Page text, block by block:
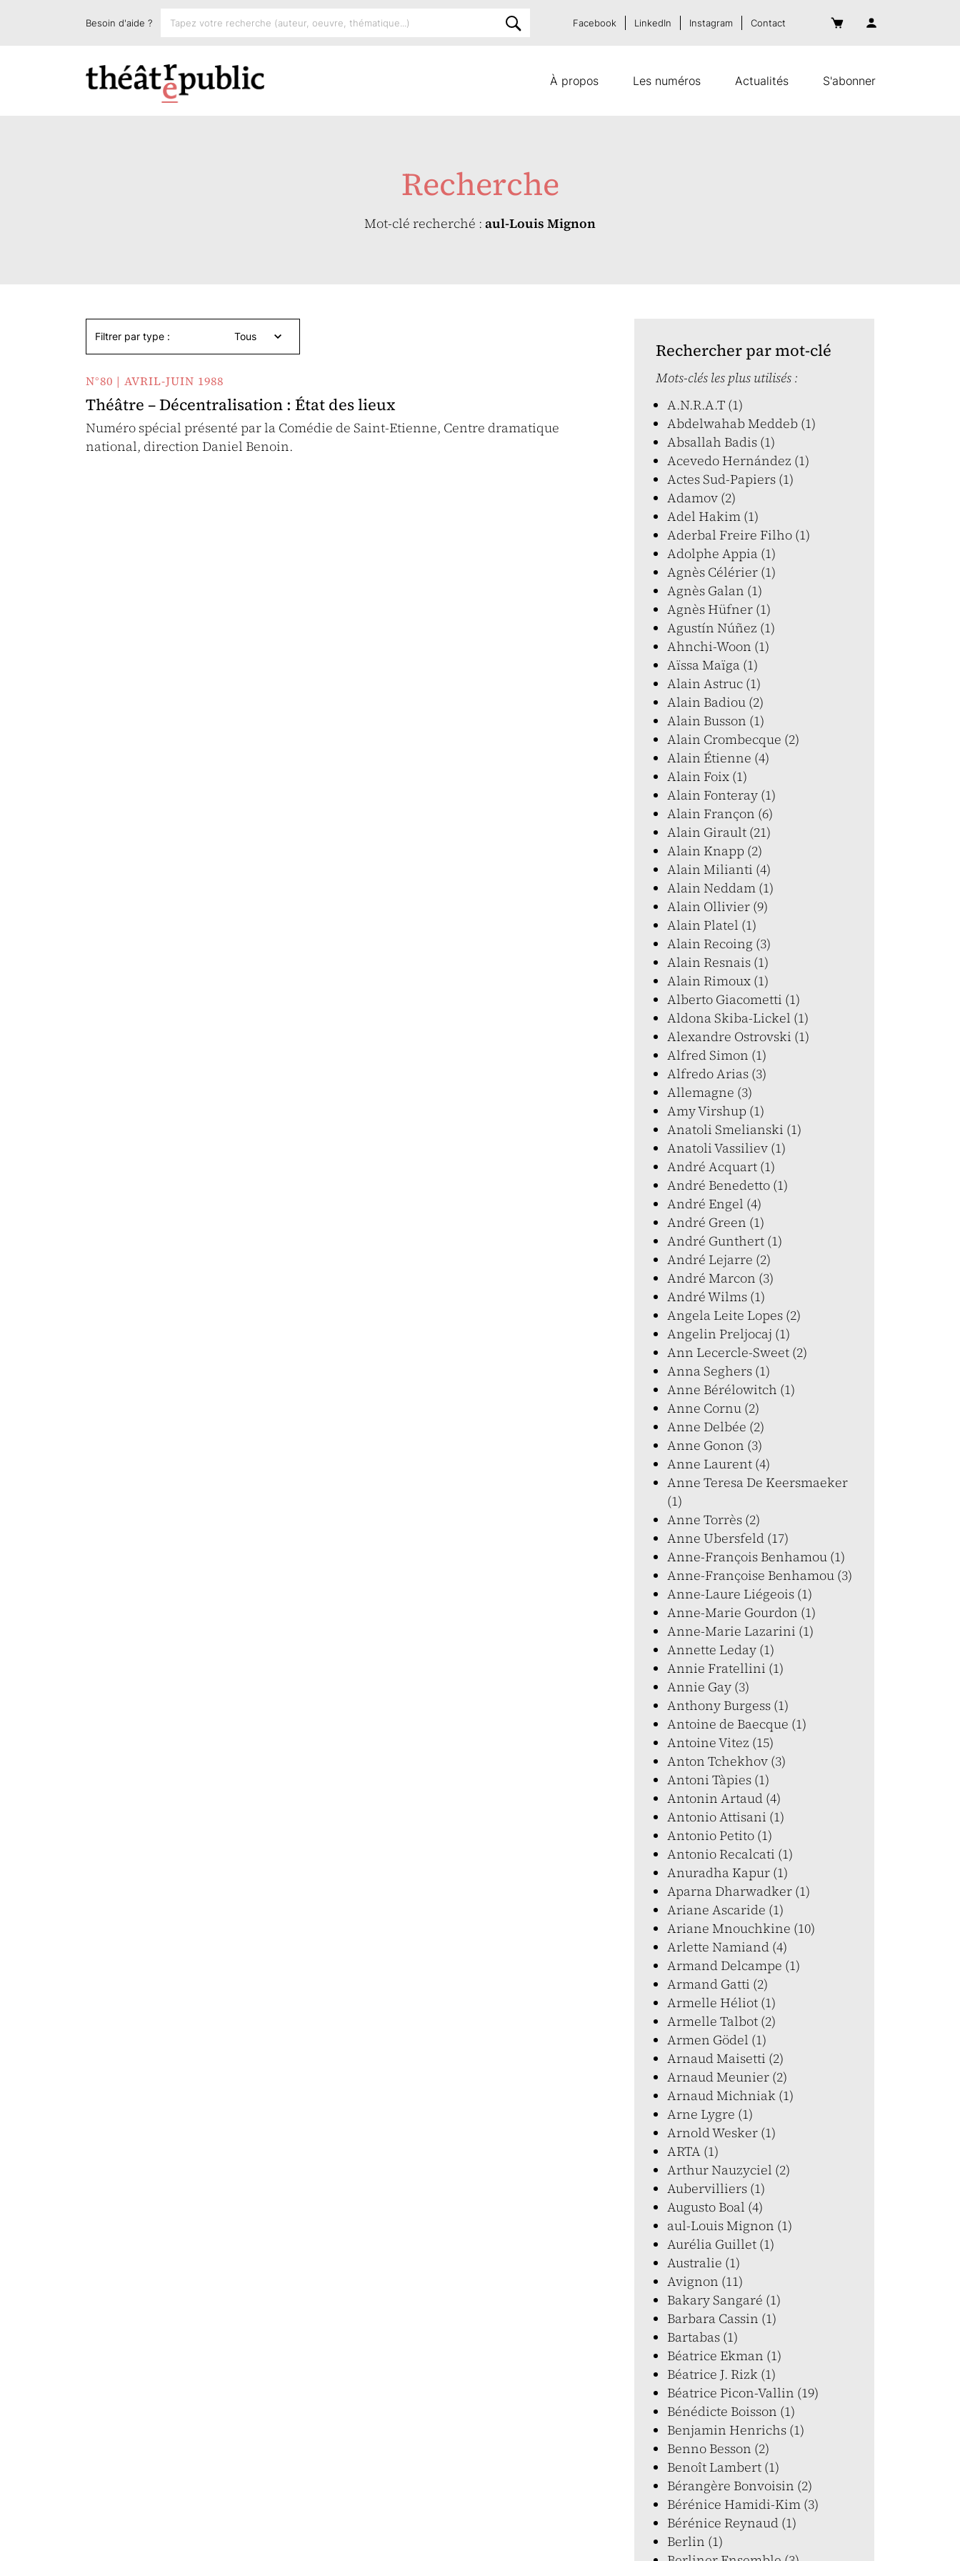
À propos Les numéros Actualités S'abonner
Besoin d'aide ? Facebook LinkedIn Instagram Contact
Recherche
Mot-clé recherché : aul-Louis Mignon
Filtrer par type : Tous
N°80 | AVRIL-JUIN 1988
Théâtre – Décentralisation : État des lieux
Numéro spécial présenté par la Comédie de Saint-Etienne, Centre dramatique
national, direction Daniel Benoin.
Rechercher par mot-clé
Mots-clés les plus utilisés :
A.N.R.A.T (1)
Abdelwahab Meddeb (1)
Absallah Badis (1)
Acevedo Hernández (1)
Actes Sud-Papiers (1)
Adamov (2)
Adel Hakim (1)
Aderbal Freire Filho (1)
Adolphe Appia (1)
Agnès Célérier (1)
Agnès Galan (1)
Agnès Hüfner (1)
Agustín Núñez (1)
Ahnchi-Woon (1)
Aïssa Maïga (1)
Alain Astruc (1)
Alain Badiou (2)
Alain Busson (1)
Alain Crombecque (2)
Alain Étienne (4)
Alain Foix (1)
Alain Fonteray (1)
Alain Françon (6)
Alain Girault (21)
Alain Knapp (2)
Alain Milianti (4)
Alain Neddam (1)
Alain Ollivier (9)
Alain Platel (1)
Alain Recoing (3)
Alain Resnais (1)
Alain Rimoux (1)
Alberto Giacometti (1)
Aldona Skiba-Lickel (1)
Alexandre Ostrovski (1)
Alfred Simon (1)
Alfredo Arias (3)
Allemagne (3)
Amy Virshup (1)
Anatoli Smelianski (1)
Anatoli Vassiliev (1)
André Acquart (1)
André Benedetto (1)
André Engel (4)
André Green (1)
André Gunthert (1)
André Lejarre (2)
André Marcon (3)
André Wilms (1)
Angela Leite Lopes (2)
Angelin Preljocaj (1)
Ann Lecercle-Sweet (2)
Anna Seghers (1)
Anne Bérélowitch (1)
Anne Cornu (2)
Anne Delbée (2)
Anne Gonon (3)
Anne Laurent (4)
Anne Teresa De Keersmaeker
(1)
Anne Torrès (2)
Anne Ubersfeld (17)
Anne-François Benhamou (1)
Anne-Françoise Benhamou (3)
Anne-Laure Liégeois (1)
Anne-Marie Gourdon (1)
Anne-Marie Lazarini (1)
Annette Leday (1)
Annie Fratellini (1)
Annie Gay (3)
Anthony Burgess (1)
Antoine de Baecque (1)
Antoine Vitez (15)
Anton Tchekhov (3)
Antoni Tàpies (1)
Antonin Artaud (4)
Antonio Attisani (1)
Antonio Petito (1)
Antonio Recalcati (1)
Anuradha Kapur (1)
Aparna Dharwadker (1)
Ariane Ascaride (1)
Ariane Mnouchkine (10)
Arlette Namiand (4)
Armand Delcampe (1)
Armand Gatti (2)
Armelle Héliot (1)
Armelle Talbot (2)
Armen Gödel (1)
Arnaud Maisetti (2)
Arnaud Meunier (2)
Arnaud Michniak (1)
Arne Lygre (1)
Arnold Wesker (1)
ARTA (1)
Arthur Nauzyciel (2)
Aubervilliers (1)
Augusto Boal (4)
aul-Louis Mignon (1)
Aurélia Guillet (1)
Australie (1)
Avignon (11)
Bakary Sangaré (1)
Barbara Cassin (1)
Bartabas (1)
Béatrice Ekman (1)
Béatrice J. Rizk (1)
Béatrice Picon-Vallin (19)
Bénédicte Boisson (1)
Benjamin Henrichs (1)
Benno Besson (2)
Benoît Lambert (1)
Bérangère Bonvoisin (2)
Bérénice Hamidi-Kim (3)
Bérénice Reynaud (1)
Berlin (1)